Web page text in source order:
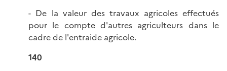
- De la valeur des travaux agricoles effectués
pour le compte d'autres agriculteurs dans le
cadre de l'entraide agricole.
140